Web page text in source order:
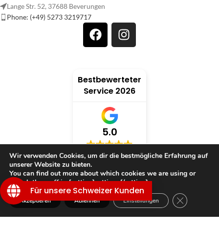
Lange Str. 52, 37688 Beverungen
Phone: (+49) 5273 3219717
Bestbewerteter
Service 2026
5.0
verifiziert von: Trustindex
TRAUMWELT
Wir verwenden Cookies, um dir die bestmögliche Erfahrung auf
unserer Website zu bieten.
You can find out more about which cookies we are using or
switch them off in {setting]settings{/setting].
Akzeptieren Ablehnen Einstellungen GDPR
Für unsere Schweizer Kunden